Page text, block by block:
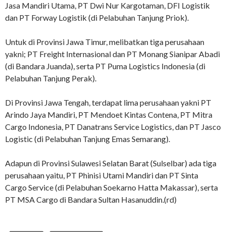
Jasa Mandiri Utama, PT Dwi Nur Kargotaman, DFI Logistik
dan PT Forway Logistik (di Pelabuhan Tanjung Priok).
Untuk di Provinsi Jawa Timur, melibatkan tiga perusahaan
yakni; PT Freight Internasional dan PT Monang Sianipar Abadi
(di Bandara Juanda), serta PT Puma Logistics Indonesia (di
Pelabuhan Tanjung Perak).
Di Provinsi Jawa Tengah, terdapat lima perusahaan yakni PT
Arindo Jaya Mandiri, PT Mendoet Kintas Contena, PT Mitra
Cargo Indonesia, PT Danatrans Service Logistics, dan PT Jasco
Logistic (di Pelabuhan Tanjung Emas Semarang).
Adapun di Provinsi Sulawesi Selatan Barat (Sulselbar) ada tiga
perusahaan yaitu, PT Phinisi Utami Mandiri dan PT Sinta
Cargo Service (di Pelabuhan Soekarno Hatta Makassar), serta
PT MSA Cargo di Bandara Sultan Hasanuddin.(rd)